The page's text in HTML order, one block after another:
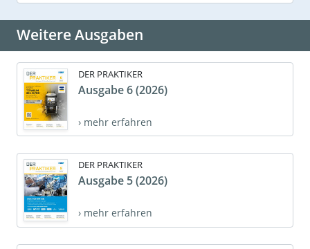
Weitere Ausgaben
DER PRAKTIKER
Ausgabe 6 (2026)
› mehr erfahren
DER PRAKTIKER
Ausgabe 5 (2026)
› mehr erfahren